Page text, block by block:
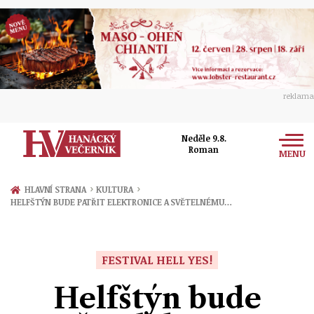
reklama
Neděle 9.8.
Roman
MENU
Zprávy
Ekonomika
HLAVNÍ STRANA › KULTURA ›
HELFŠTÝN BUDE PATŘIT ELEKTRONICE A SVĚTELNÉMU…
FESTIVAL HELL YES!
Helfštýn bude